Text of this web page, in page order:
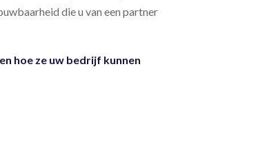
die u van een partner
hoe ze uw bedrijf kunnen